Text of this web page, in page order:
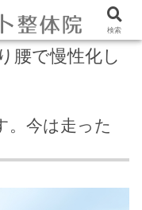
腰で慢性化し
。今は走った
検索